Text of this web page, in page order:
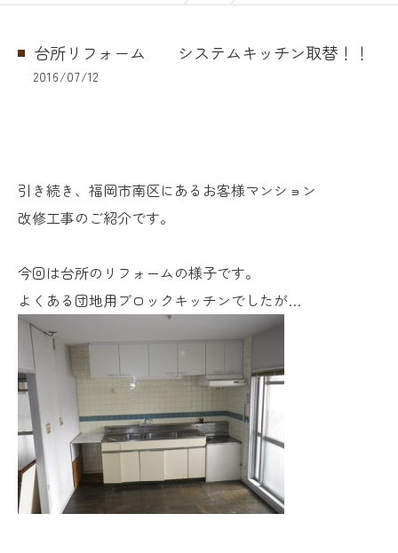
台所リフォーム システムキッチン取替！！
2016/07/12
引き続き、福岡市南区にあるお客様マンション
改修工事のご紹介です。
今回は台所のリフォームの様子です。
よくある団地用ブロックキッチンでしたが…